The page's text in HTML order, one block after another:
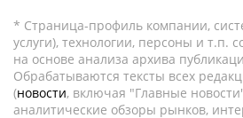
* Страница-профиль компании,
услуги), технологии, персоны и т.п.
на основе анализа архива
Обрабатываются тексты всех
(новости, включая "Главные
аналитические обзоры рынков,